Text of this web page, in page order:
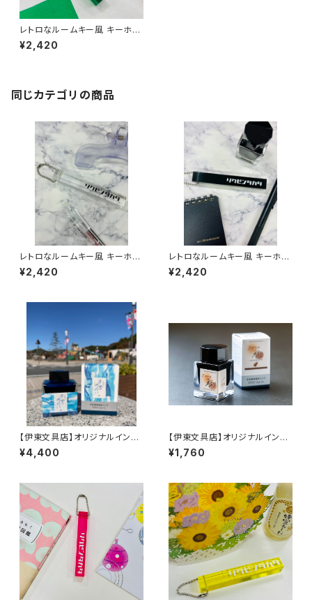
レトロなルームキー風 キーホル
ダー（グリーン）
¥2,420
同じカテゴリの商品
レトロなルームキー風 キーホル
ダー（クリア）
¥2,420
レトロなルームキー風 キーホル
ダー（ブラック）
¥2,420
【伊東文具店】オリジナルインク
「高田のあわい」50ml
¥4,400
【伊東文具店】オリジナルインク
「たかたの彩り」20ml
¥1,760